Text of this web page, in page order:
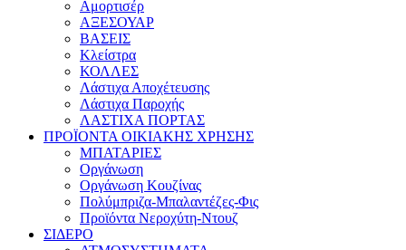
Αμορτισέρ
ΑΞΕΣΟΥΑΡ
ΒΑΣΕΙΣ
Κλείστρα
ΚΟΛΛΕΣ
Λάστιχα Αποχέτευσης
Λάστιχα Παροχής
ΛΑΣΤΙΧΑ ΠΟΡΤΑΣ
ΠΡΟΪΟΝΤΑ ΟΙΚΙΑΚΗΣ ΧΡΗΣΗΣ
ΜΠΑΤΑΡΙΕΣ
Οργάνωση
Οργάνωση Κουζίνας
Πολύμπριζα-Μπαλαντέζες-Φις
Προϊόντα Νεροχύτη-Ντουζ
ΣΙΔΕΡΟ